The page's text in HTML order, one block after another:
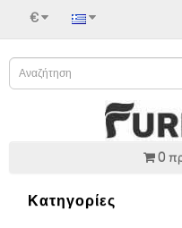
€
0
Κατηγορίες